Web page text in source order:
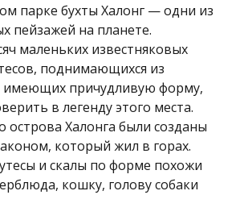
парке бухты Халонг — одни из
пейзажей на планете.
маленьких известняковых
поднимающихся из
имеющих причудливую форму,
в легенду этого места.
острова Халонга были созданы
который жил в горах.
и скалы по форме похожи
кошку, голову собаки